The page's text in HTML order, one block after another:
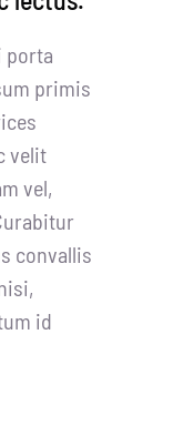
porta
primis
velit
vel,
convallis
id